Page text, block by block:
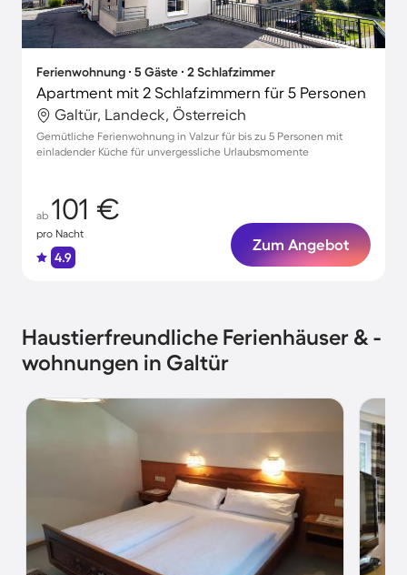
Ferienwohnung ∙ 5 Gäste ∙ 2 Schlafzimmer
Apartment mit 2 Schlafzimmern für 5 Personen
Galtür, Landeck, Österreich
Gemütliche Ferienwohnung in Valzur für bis zu 5 Personen mit
einladender Küche für unvergessliche Urlaubsmomente
ab 101 €
pro Nacht
4.9
Zum Angebot
Haustierfreundliche Ferienhäuser & -
wohnungen in Galtür